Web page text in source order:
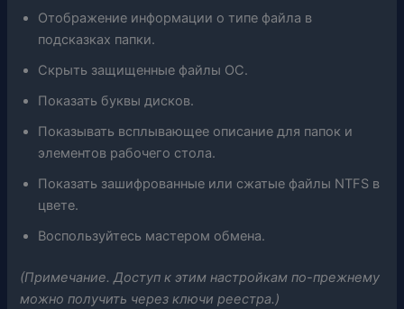
Отображение информации о типе файла в
подсказках папки.
Скрыть защищенные файлы ОС.
Показать буквы дисков.
Показывать всплывающее описание для папок и
элементов рабочего стола.
Показать зашифрованные или сжатые файлы NTFS в
цвете.
Воспользуйтесь мастером обмена.
(Примечание. Доступ к этим настройкам по-прежнему
можно получить через ключи реестра.)